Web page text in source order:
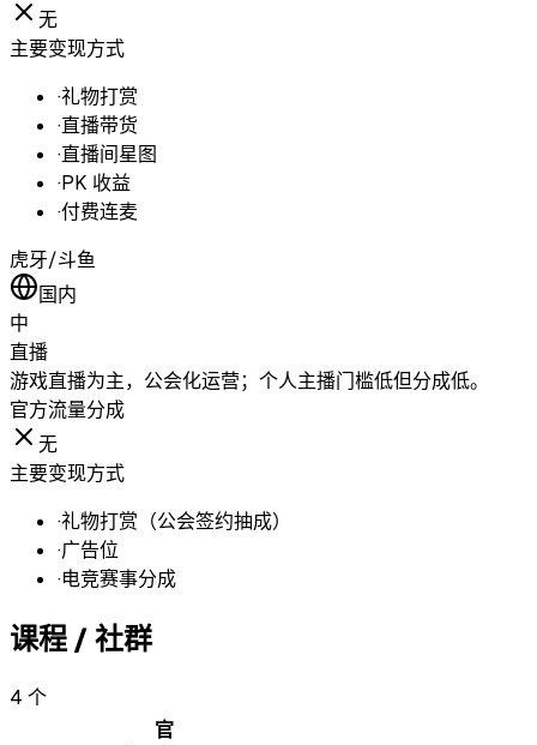
无
主要变现方式
·礼物打赏
·直播带货
·直播间星图
·PK 收益
·付费连麦
虎牙/斗鱼
国内
中
直播
游戏直播为主，公会化运营；个人主播门槛低但分成低。
官方流量分成
无
主要变现方式
·礼物打赏（公会签约抽成）
·广告位
·电竞赛事分成
课程 / 社群
4 个
官